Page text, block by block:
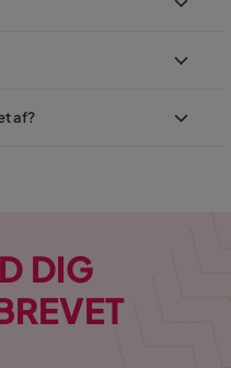
af?
DIG